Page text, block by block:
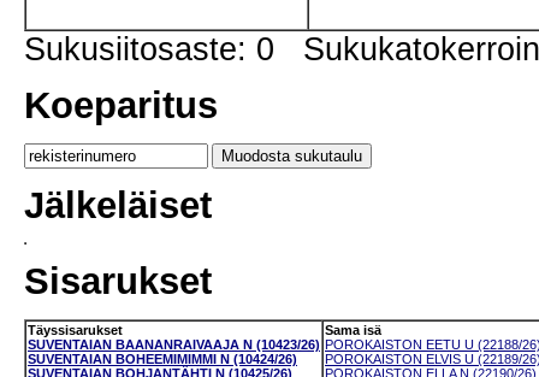
Sukusiitosaste: 0
Koeparitus
Jälkeläiset
Sisarukset
Täyssisarukset
SUVENTAIAN BAANANRAIVAAJA N (10423/26)
SUVENTAIAN BOHEEMIMIMMI N (10424/26)
SUVENTAIAN BOHJANTÄHTI N (10425/26)
Sama isä
POROKAISTON EETU U (22188/
POROKAISTON ELVIS U (22189/
POROKAISTON ELLA N (22190/26)